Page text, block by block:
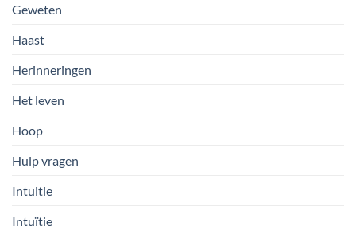
Geweten
Haast
Herinneringen
Het leven
Hoop
Hulp vragen
Intuitie
Intuïtie